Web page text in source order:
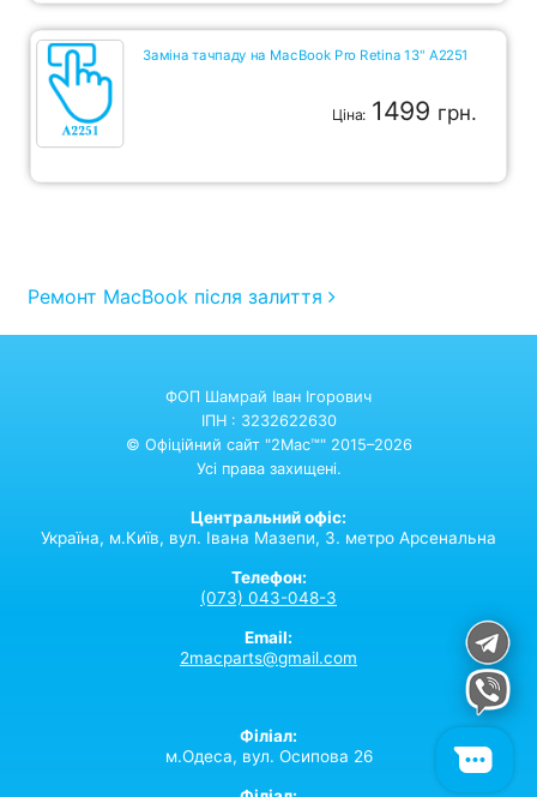
Заміна тачпаду на MacBook Pro Retina 13" A2251
Ціна: 1499 грн.
Post navigation
Ремонт MacBook після залиття
ФОП Шамрай Іван Ігорович
ІПН : 3232622630
© Офіційний сайт "2Mac™" 2015–2026
Усі права захищені.
Центральний офіс:
Україна, м.Київ, вул. Івана Мазепи, 3. метро Арсенальна
Телефон:
(073) 043-048-3
Email:
2macparts@gmail.com
Філіал:
м.Одеса, вул. Осипова 26